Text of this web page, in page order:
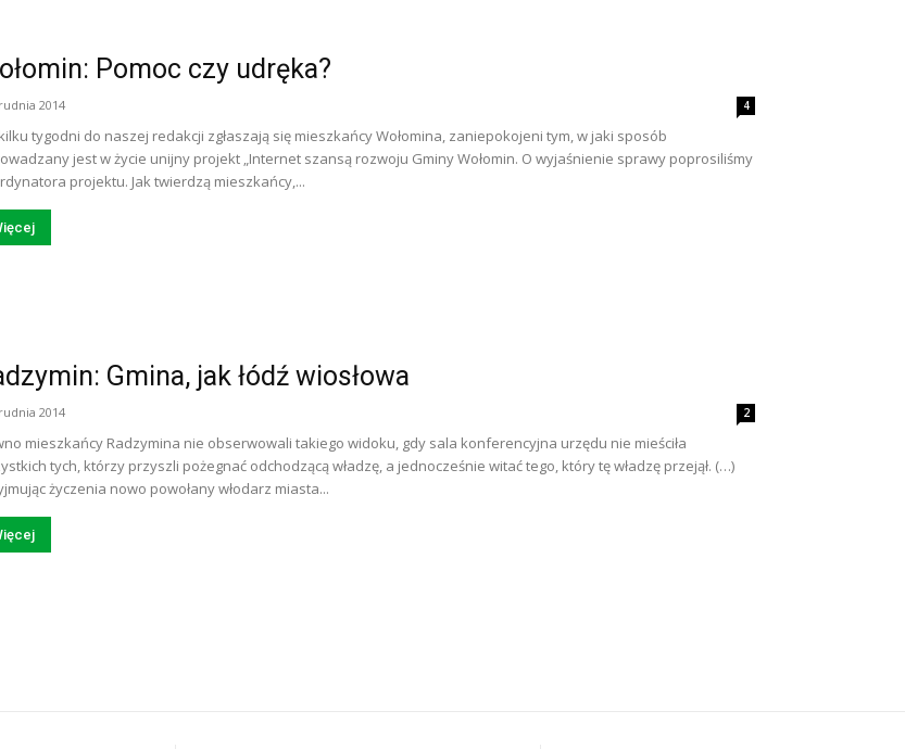
Pomoc czy udręka?
2014 4
tygodni do naszej redakcji zgłaszają się mieszkańcy Wołomina, zaniepokojeni tym, w jaki sposób
jest w życie unijny projekt „Internet szansą rozwoju Gminy Wołomin. O wyjaśnienie sprawy poprosiliśmy
projektu. Jak twierdzą mieszkańcy,...
Gmina, jak łódź wiosłowa
2014 2
mieszkańcy Radzymina nie obserwowali takiego widoku, gdy sala konferencyjna urzędu nie mieściła
tych, którzy przyszli pożegnać odchodzącą władzę, a jednocześnie witać tego, który tę władzę przejął. (…)
życzenia nowo powołany włodarz miasta...